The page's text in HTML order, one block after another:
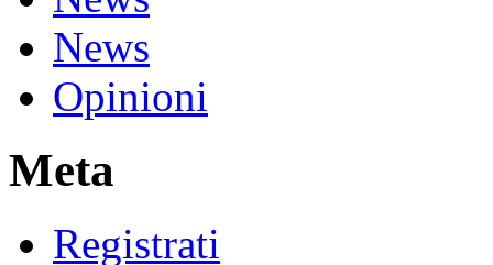
News
Opinioni
Meta
Registrati